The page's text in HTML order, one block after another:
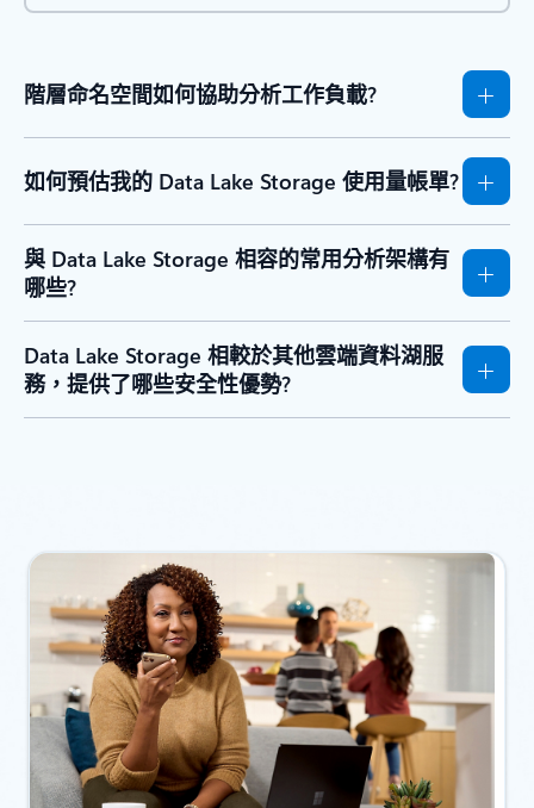
階層命名空間如何協助分析工作負載?
如何預估我的 Data Lake Storage 使用量帳單?
與 Data Lake Storage 相容的常用分析架構有
哪些?
Data Lake Storage 相較於其他雲端資料湖服
務，提供了哪些安全性優勢?